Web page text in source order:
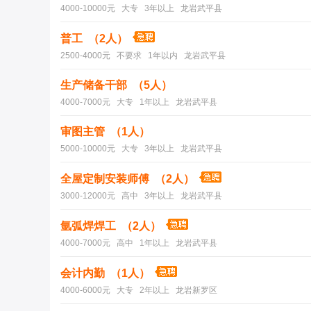
4000-10000元 大专 3年以上 龙岩武平县
普工 （2人）
2500-4000元 不要求 1年以内 龙岩武平县
生产储备干部 （5人）
4000-7000元 大专 1年以上 龙岩武平县
审图主管 （1人）
5000-10000元 大专 3年以上 龙岩武平县
全屋定制安装师傅 （2人）
3000-12000元 高中 3年以上 龙岩武平县
氩弧焊焊工 （2人）
4000-7000元 高中 1年以上 龙岩武平县
会计内勤 （1人）
4000-6000元 大专 2年以上 龙岩新罗区